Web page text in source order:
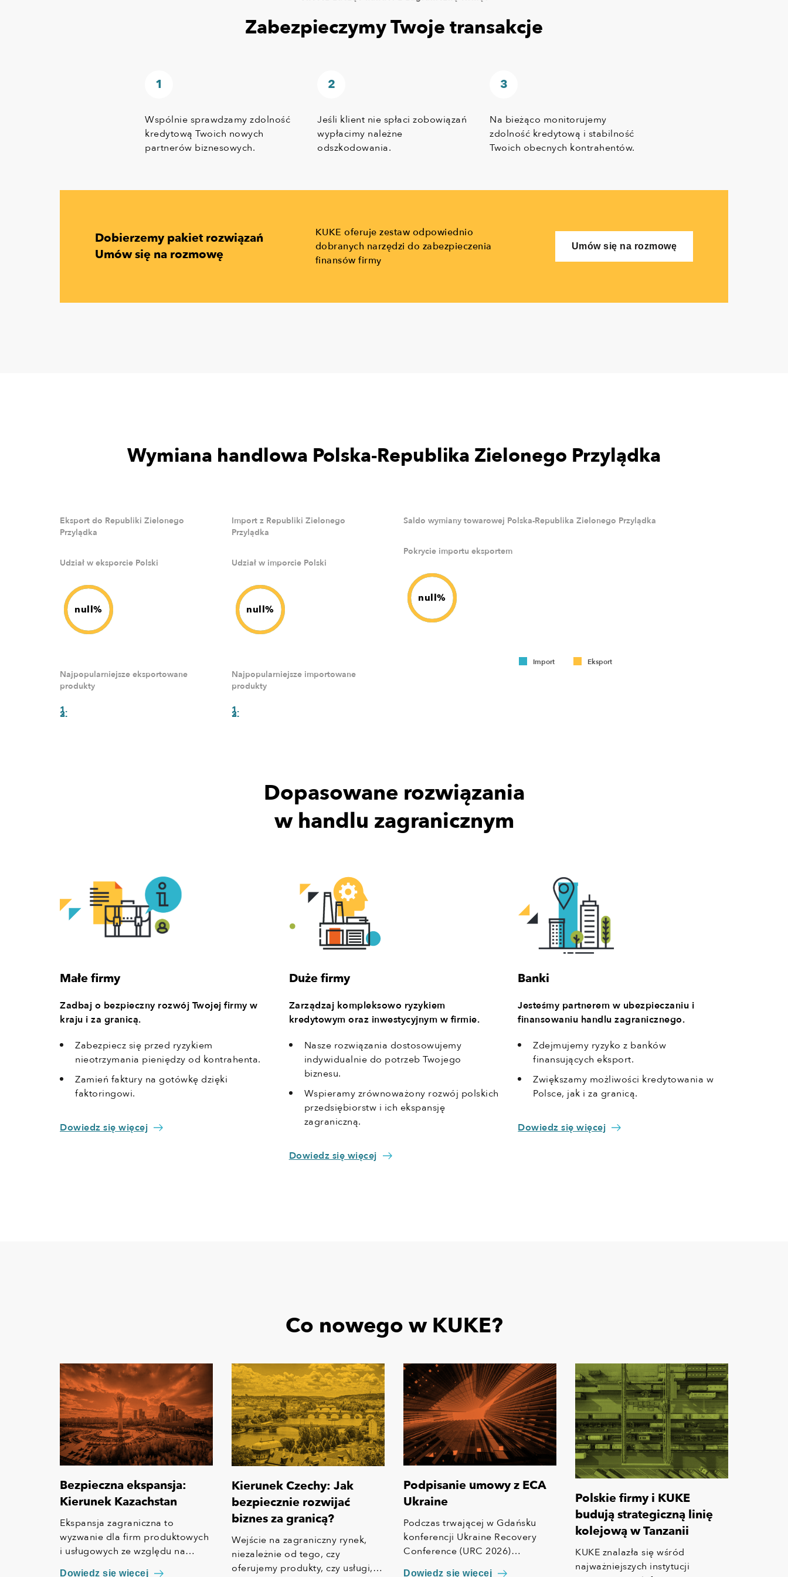
Zabezpieczymy Twoje transakcje
Wspólnie sprawdzamy zdolność
kredytową Twoich nowych
partnerów biznesowych.
Jeśli klient nie spłaci zobowiązań
wypłacimy należne
odszkodowania.
Na bieżąco monitorujemy
zdolność kredytową i stabilność
Twoich obecnych kontrahentów.
Dobierzemy pakiet rozwiązań
Umów się na rozmowę
KUKE oferuje zestaw odpowiednio
dobranych narzędzi do zabezpieczenia
finansów firmy
Umów się na rozmowę
Wymiana handlowa Polska-Republika Zielonego Przylądka
Eksport do Republiki Zielonego
Przylądka
Udział w eksporcie Polski
null%
Najpopularniejsze eksportowane
produkty
Import z Republiki Zielonego
Przylądka
Udział w imporcie Polski
null%
Najpopularniejsze importowane
produkty
Saldo wymiany towarowej Polska-Republika Zielonego Przylądka
Pokrycie importu eksportem
null%
Import Eksport
Dopasowane rozwiązania
w handlu zagranicznym
Małe firmy
Zadbaj o bezpieczny rozwój Twojej firmy w
kraju i za granicą.
Zabezpiecz się przed ryzykiem
nieotrzymania pieniędzy od kontrahenta.
Zamień faktury na gotówkę dzięki
faktoringowi.
Dowiedz się więcej
Duże firmy
Zarządzaj kompleksowo ryzykiem
kredytowym oraz inwestycyjnym w firmie.
Nasze rozwiązania dostosowujemy
indywidualnie do potrzeb Twojego
biznesu.
Wspieramy zrównoważony rozwój polskich
przedsiębiorstw i ich ekspansję
zagraniczną.
Dowiedz się więcej
Banki
Jesteśmy partnerem w ubezpieczaniu i
finansowaniu handlu zagranicznego.
Zdejmujemy ryzyko z banków
finansujących eksport.
Zwiększamy możliwości kredytowania w
Polsce, jak i za granicą.
Dowiedz się więcej
Co nowego w KUKE?
Bezpieczna ekspansja:
Kierunek Kazachstan
Ekspansja zagraniczna to
wyzwanie dla firm produktowych
i usługowych ze względu na
Dowiedz się więcej
Kierunek Czechy: Jak
bezpiecznie rozwijać
biznes za granicą?
Wejście na zagraniczny rynek,
niezależnie od tego, czy
oferujemy produkty, czy usługi,
Podpisanie umowy z ECA
Ukraine
Podczas trwającej w Gdańsku
konferencji Ukraine Recovery
Conference (URC 2026)
Dowiedz się więcej
Polskie firmy i KUKE
budują strategiczną linię
kolejową w Tanzanii
KUKE znalazła się wśród
najważniejszych instytucji